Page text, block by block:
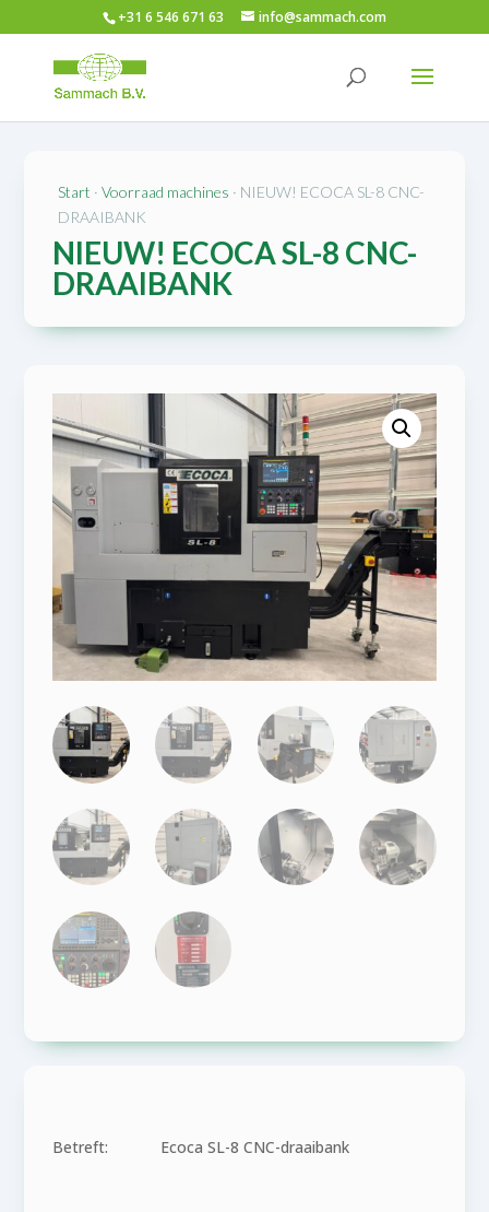
+31 6 546 671 63 info@sammach.com
Start ·Voorraad machines · NIEUW! ECOCA SL-8 CNC-
DRAAIBANK
NIEUW! ECOCA SL-8 CNC-
DRAAIBANK
Betreft: Ecoca SL-8 CNC-draaibank